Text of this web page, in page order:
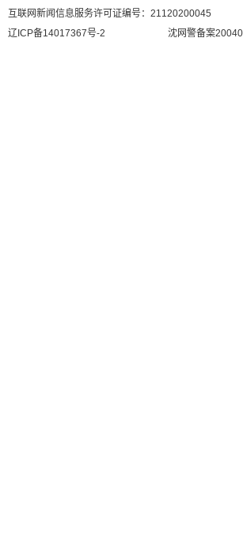
互联网新闻信息服务许可证编号：21120200045
辽ICP备14017367号-2
沈网警备案